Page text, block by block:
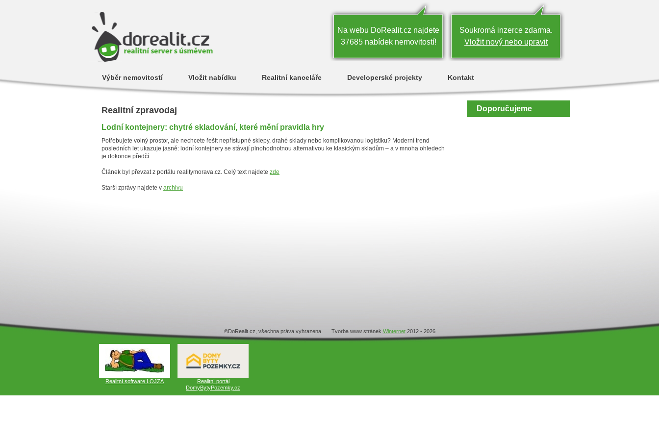
Na webu DoRealit.cz najdete
37685 nabídek nemovitostí!
Soukromá inzerce zdarma.
Vložit nový nebo upravit
Výběr nemovitostí Vložit nabídku Realitní kanceláře Developerské projekty Kontakt
Realitní zpravodaj
Lodní kontejnery: chytré skladování, které mění pravidla hry
Potřebujete volný prostor, ale nechcete řešit nepřístupné sklepy, drahé sklady nebo komplikovanou logistiku? Moderní trend
posledních let ukazuje jasně: lodní kontejnery se stávají plnohodnotnou alternativou ke klasickým skladům – a v mnoha ohledech
je dokonce předčí.
Článek byl převzat z portálu realitymorava.cz. Celý text najdete zde
Starší zprávy najdete v archivu
Doporučujeme
©DoRealit.cz, všechna práva vyhrazena Tvorba www stránek Winternet2012 - 2026
Realitní software LOJZA
Realitní portál
DomyBytyPozemky.cz